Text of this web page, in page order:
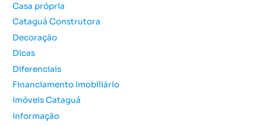
a
r
p
o
r
:
Casa própria
Cataguá Construtora
Decoração
Dicas
Diferenciais
Financiamento Imobiliário
Imóveis Cataguá
Informação